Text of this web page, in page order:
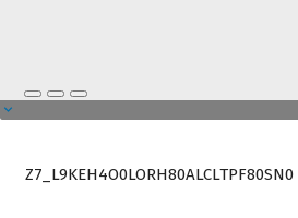
Z7_L9KEH4O0LORH80ALCLTPF80SN0